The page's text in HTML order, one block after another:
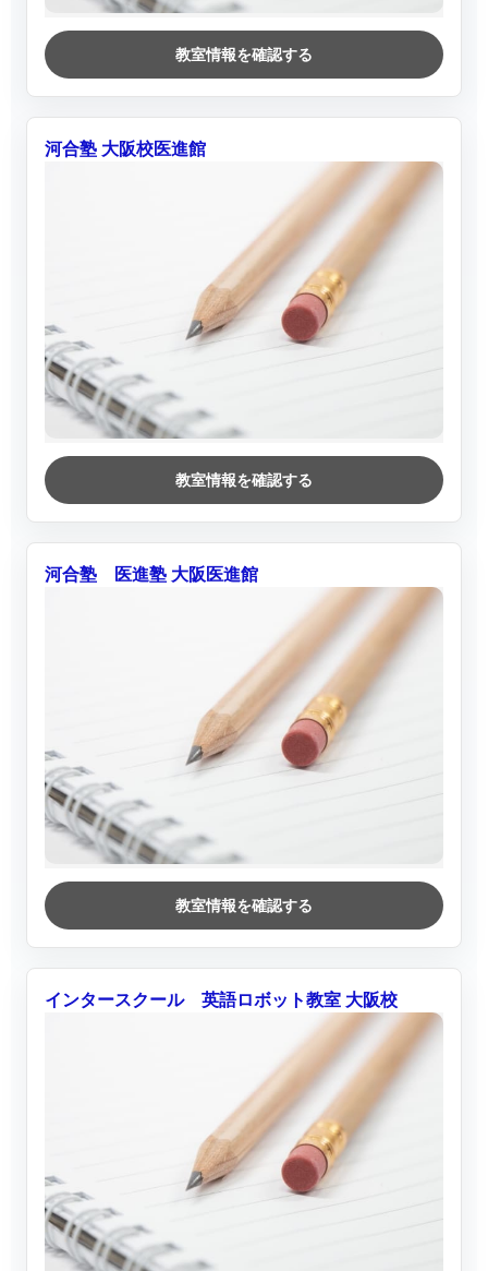
教室情報を確認する
河合塾 大阪校医進館
教室情報を確認する
河合塾 医進塾 大阪医進館
教室情報を確認する
インタースクール 英語ロボット教室 大阪校